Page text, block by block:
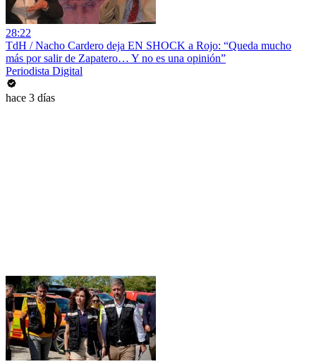
28:22
TdH / Nacho Cardero deja EN SHOCK a Rojo: “Queda mucho
más por salir de Zapatero… Y no es una opinión”
Periodista Digital
hace 3 días